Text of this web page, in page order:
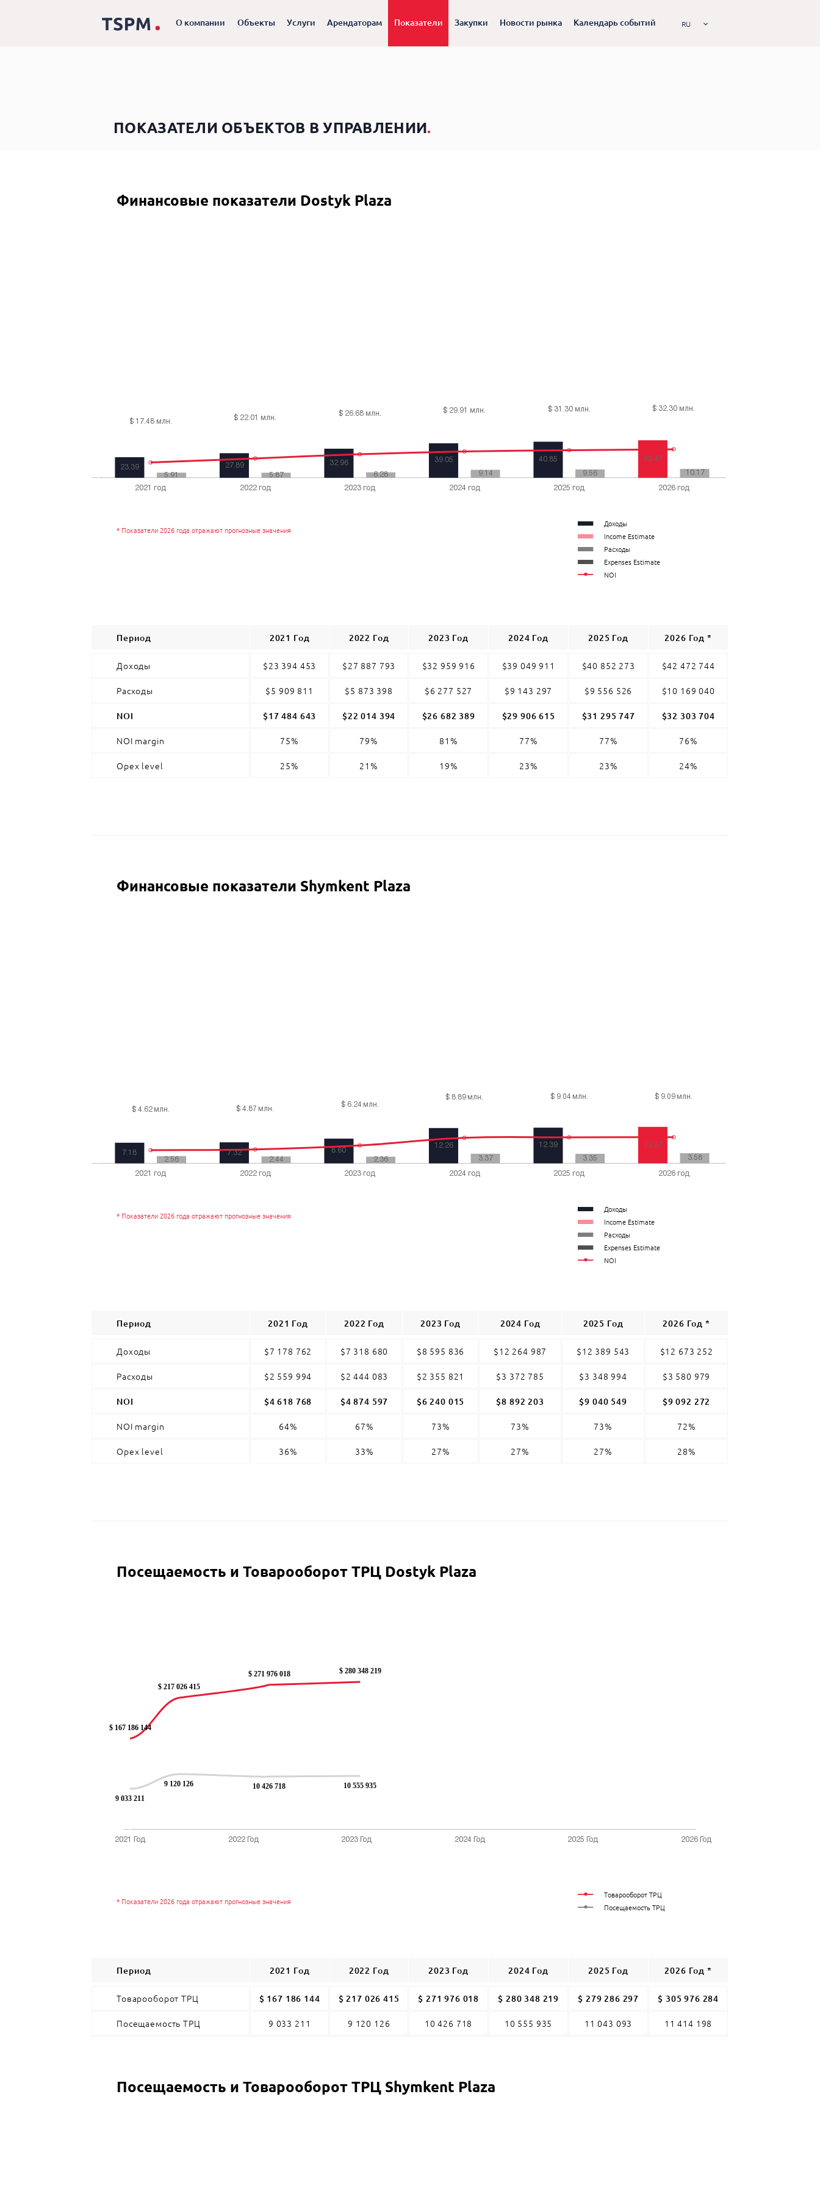
О компании Объекты Услуги Арендаторам Показатели Закупки Новости рынка Календарь событий RU
ПОКАЗАТЕЛИ ОБЪЕКТОВ В УПРАВЛЕНИИ.
Финансовые показатели Dostyk Plaza
* Показатели 2026 года отражают прогнозные значения
Доходы
Income Estimate
Расходы
Expenses Estimate
NOI
Период 2021 Год 2022 Год 2023 Год 2024 Год 2025 Год 2026 Год *
Доходы $23 394 453 $27 887 793 $32 959 916 $39 049 911 $40 852 273 $42 472 744
Расходы $5 909 811 $5 873 398 $6 277 527 $9 143 297 $9 556 526 $10 169 040
NOI $17 484 643 $22 014 394 $26 682 389 $29 906 615 $31 295 747 $32 303 704
NOI margin 75% 79% 81% 77% 77% 76%
Opex level 25% 21% 19% 23% 23% 24%
Финансовые показатели Shymkent Plaza
* Показатели 2026 года отражают прогнозные значения
Доходы
Income Estimate
Расходы
Expenses Estimate
NOI
Период 2021 Год 2022 Год 2023 Год 2024 Год 2025 Год 2026 Год *
Доходы $7 178 762 $7 318 680 $8 595 836 $12 264 987 $12 389 543 $12 673 252
Расходы $2 559 994 $2 444 083 $2 355 821 $3 372 785 $3 348 994 $3 580 979
NOI $4 618 768 $4 874 597 $6 240 015 $8 892 203 $9 040 549 $9 092 272
NOI margin 64% 67% 73% 73% 73% 72%
Opex level 36% 33% 27% 27% 27% 28%
Посещаемость и Товарооборот ТРЦ Dostyk Plaza
* Показатели 2026 года отражают прогнозные значения
Товарооборот ТРЦ
Посещаемость ТРЦ
Период 2021 Год 2022 Год 2023 Год 2024 Год 2025 Год 2026 Год *
Товарооборот ТРЦ $ 167 186 144 $ 217 026 415 $ 271 976 018 $ 280 348 219 $ 279 286 297 $ 305 976 284
Посещаемость ТРЦ 9 033 211 9 120 126 10 426 718 10 555 935 11 043 093 11 414 198
Посещаемость и Товарооборот ТРЦ Shymkent Plaza